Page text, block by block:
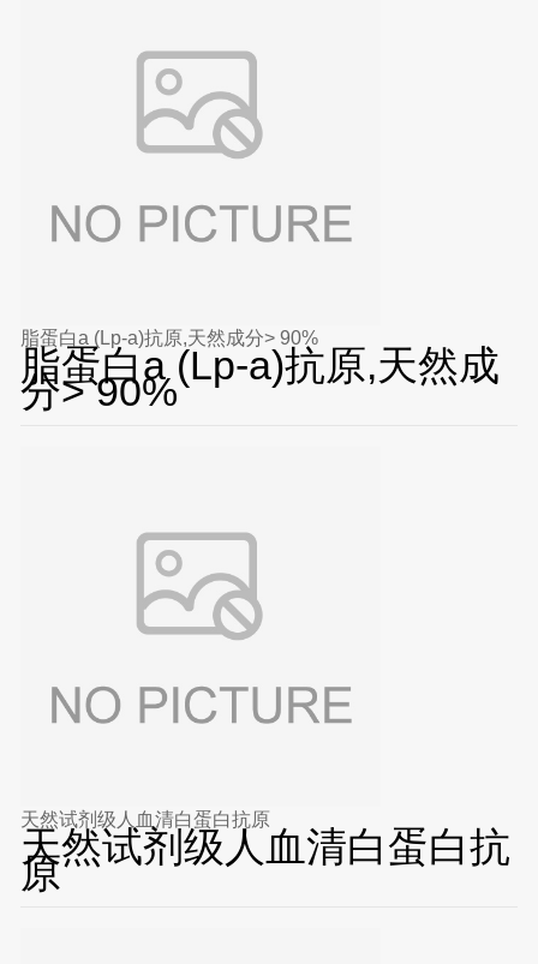
脂蛋白a (Lp-a)抗原,天然成分> 90%
脂蛋白a (Lp-a)抗原,天然成
分> 90%
天然试剂级人血清白蛋白抗原
天然试剂级人血清白蛋白抗
原